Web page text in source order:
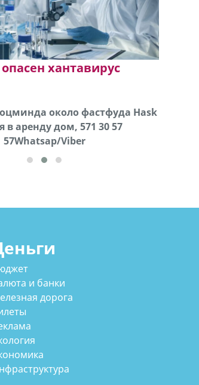
хантавирус
около фастфуда Hask
в аренду дом, 571 30 57
57Whatsap/Viber
марки Prado,571 30 57
57Whatsap/Viber
и банки
дорога